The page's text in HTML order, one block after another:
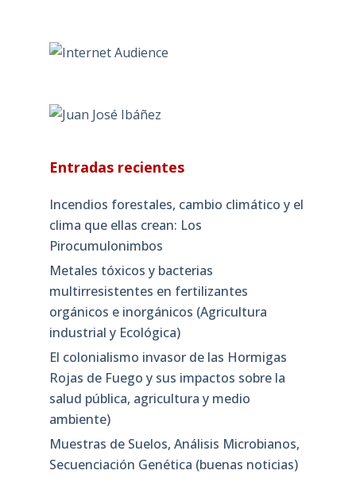
Entradas recientes
Incendios forestales, cambio climático y el
clima que ellas crean: Los
Pirocumulonimbos
Metales tóxicos y bacterias
multirresistentes en fertilizantes
orgánicos e inorgánicos (Agricultura
industrial y Ecológica)
El colonialismo invasor de las Hormigas
Rojas de Fuego y sus impactos sobre la
salud pública, agricultura y medio
ambiente)
Muestras de Suelos, Análisis Microbianos,
Secuenciación Genética (buenas noticias)